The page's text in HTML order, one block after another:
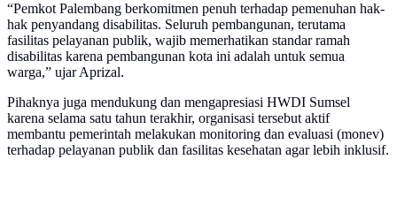
“Pemkot Palembang berkomitmen penuh terhadap pemenuhan hak-
hak penyandang disabilitas. Seluruh pembangunan, terutama
fasilitas pelayanan publik, wajib memerhatikan standar ramah
disabilitas karena pembangunan kota ini adalah untuk semua
warga,” ujar Aprizal.
Pihaknya juga mendukung dan mengapresiasi HWDI Sumsel
karena selama satu tahun terakhir, organisasi tersebut aktif
membantu pemerintah melakukan monitoring dan evaluasi (monev)
terhadap pelayanan publik dan fasilitas kesehatan agar lebih inklusif.